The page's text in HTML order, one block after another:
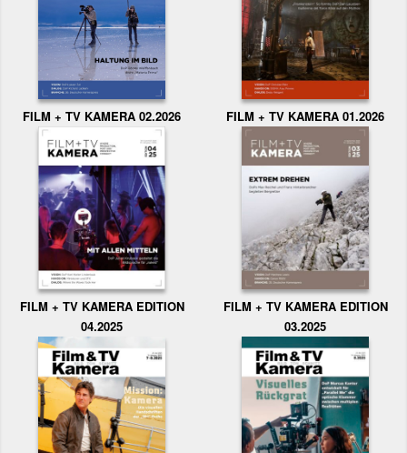
FILM + TV KAMERA 02.2026 FILM + TV KAMERA 01.2026
FILM + TV KAMERA EDITION
04.2025
FILM + TV KAMERA EDITION
03.2025